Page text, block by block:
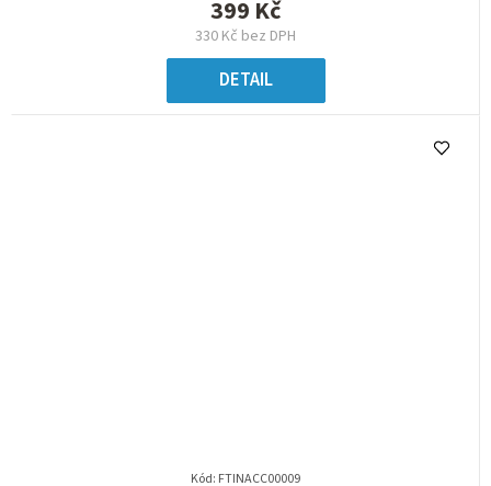
330 Kč bez DPH
399 Kč
DETAIL
Kód: FTINACC00009